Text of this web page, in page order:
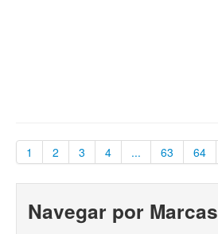
1 2 3 4 ... 63 64
Navegar por Marcas